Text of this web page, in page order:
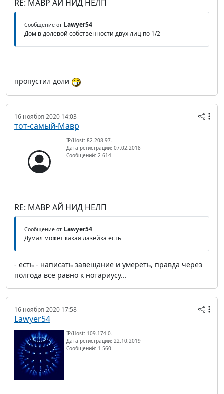
RE: МАВР АЙ НИД НЕЛП
Сообщение от Lawyer54
Дом в долевой собственности двух лиц по 1/2
пропустил доли
16 ноября 2020 14:03
тот-самый-Мавр
IP/Host: 82.208.97.---
Дата регистрации: 07.02.2018
Сообщений: 2 614
RE: МАВР АЙ НИД НЕЛП
Сообщение от Lawyer54
Думал может какая лазейка есть
- есть - написать завещание и умереть, правда через
полгода все равно к нотариусу...
16 ноября 2020 17:58
Lawyer54
IP/Host: 109.174.0.---
Дата регистрации: 22.10.2019
Сообщений: 1 560